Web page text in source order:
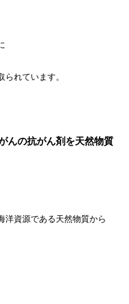
れています。
んの抗がん剤を天然物質
洋資源である天然物質から